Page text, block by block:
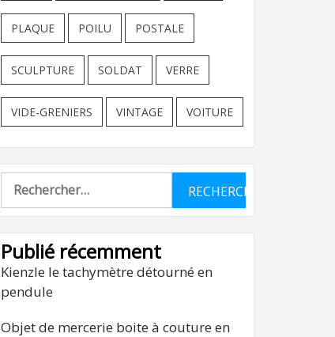
PLAQUE POILU POSTALE
SCULPTURE SOLDAT VERRE
VIDE-GRENIERS VINTAGE VOITURE
Rechercher :
Publié récemment
Kienzle le tachymètre détourné en
pendule
Objet de mercerie boite à couture en